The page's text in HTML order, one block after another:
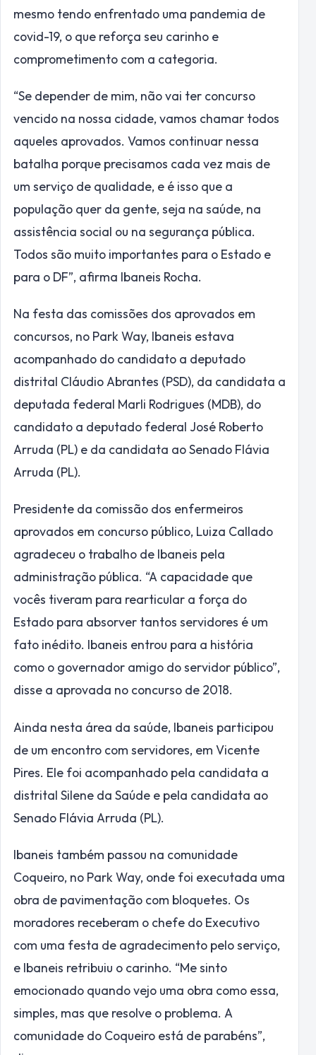
mesmo tendo enfrentado uma pandemia de
covid-19, o que reforça seu carinho e
comprometimento com a categoria.
“Se depender de mim, não vai ter concurso
vencido na nossa cidade, vamos chamar todos
aqueles aprovados. Vamos continuar nessa
batalha porque precisamos cada vez mais de
um serviço de qualidade, e é isso que a
população quer da gente, seja na saúde, na
assistência social ou na segurança pública.
Todos são muito importantes para o Estado e
para o DF”, afirma Ibaneis Rocha.
Na festa das comissões dos aprovados em
concursos, no Park Way, Ibaneis estava
acompanhado do candidato a deputado
distrital Cláudio Abrantes (PSD), da candidata a
deputada federal Marli Rodrigues (MDB), do
candidato a deputado federal José Roberto
Arruda (PL) e da candidata ao Senado Flávia
Arruda (PL).
Presidente da comissão dos enfermeiros
aprovados em concurso público, Luiza Callado
agradeceu o trabalho de Ibaneis pela
administração pública. “A capacidade que
vocês tiveram para rearticular a força do
Estado para absorver tantos servidores é um
fato inédito. Ibaneis entrou para a história
como o governador amigo do servidor público”,
disse a aprovada no concurso de 2018.
Ainda nesta área da saúde, Ibaneis participou
de um encontro com servidores, em Vicente
Pires. Ele foi acompanhado pela candidata a
distrital Silene da Saúde e pela candidata ao
Senado Flávia Arruda (PL).
Ibaneis também passou na comunidade
Coqueiro, no Park Way, onde foi executada uma
obra de pavimentação com bloquetes. Os
moradores receberam o chefe do Executivo
com uma festa de agradecimento pelo serviço,
e Ibaneis retribuiu o carinho. “Me sinto
emocionado quando vejo uma obra como essa,
simples, mas que resolve o problema. A
comunidade do Coqueiro está de parabéns”,